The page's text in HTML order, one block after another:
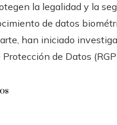
la legalidad y la
de datos
han iniciado
de Datos